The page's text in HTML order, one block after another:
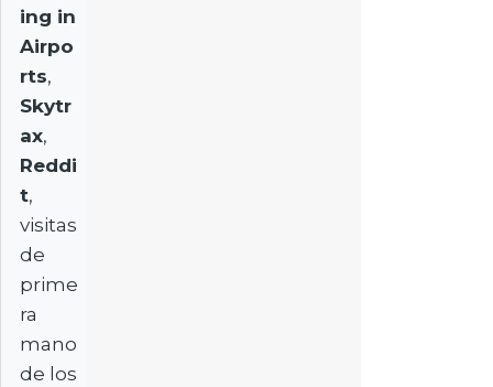
ing in
Airpo
rts,
Skytr
ax,
Reddi
t,
visitas
de
prime
ra
mano
de los